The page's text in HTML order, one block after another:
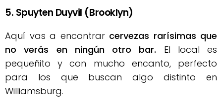
5. Spuyten Duyvil (Brooklyn)
Aquí vas a encontrar cervezas rarísimas que
no verás en ningún otro bar. El local es
pequeñito y con mucho encanto, perfecto
para los que buscan algo distinto en
Williamsburg.